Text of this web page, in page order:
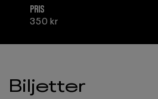
PRIS
350 kr
Biljetter